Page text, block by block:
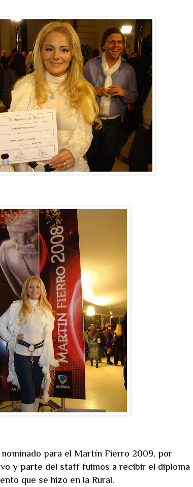
para el Martín Fierro 2009, por
y parte del staff fuimos a recibir el diploma
que se hizo en la Rural.